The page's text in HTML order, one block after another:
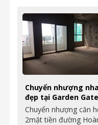
Chuyển nhượng
đẹp tại Garden Gate
Chuyển nhượng căn
2mặt tiền đường